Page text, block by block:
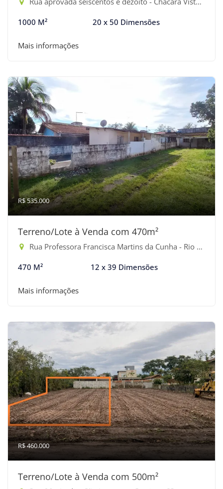
1000 M² 20 x 50 Dimensões
Mais informações
R$ 535.000
Terreno/Lote à Venda com 470m²
Rua Professora Francisca Martins da Cunha - Rio da Praia, Bertioga-SP
470 M² 12 x 39 Dimensões
Mais informações
R$ 460.000
Terreno/Lote à Venda com 500m²